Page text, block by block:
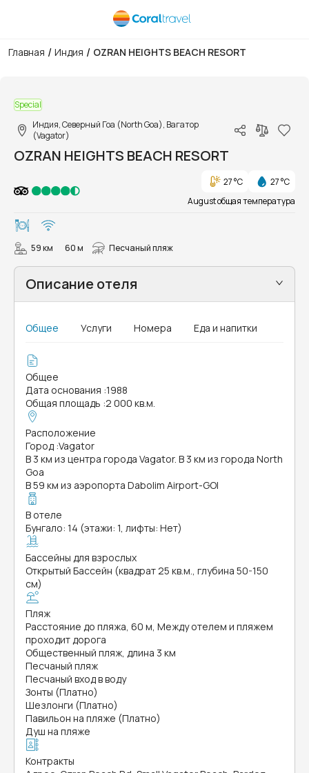
Главная / Индия / OZRAN HEIGHTS BEACH RESORT
Special
Индия, Северный Гоа (North Goa), Вагатор
(Vagator)
OZRAN HEIGHTS BEACH RESORT
27 °C
27 °C
August общая температура
59 км 60 м Песчаный пляж
Описание отеля
Общее Услуги Номера Еда и напитки
Общее
Дата основания :1988
Общая площадь :2 000 кв.м.
Расположение
Город :Vagator
В 3 км из центра города Vagator. В 3 км из города North
Goa
В 59 км из аэропорта Dabolim Airport-GOI
В отеле
Бунгало: 14 (этажи: 1, лифты: Нет)
Бассейны для взрослых
Открытый Бассейн (квадрат 25 кв.м., глубина 50-150
см)
Пляж
Расстояние до пляжа, 60 м, Между отелем и пляжем
проходит дорога
Общественный пляж, длина 3 км
Песчаный пляж
Песчаный вход в воду
Зонты (Платно)
Шезлонги (Платно)
Павильон на пляже (Платно)
Душ на пляже
Контракты